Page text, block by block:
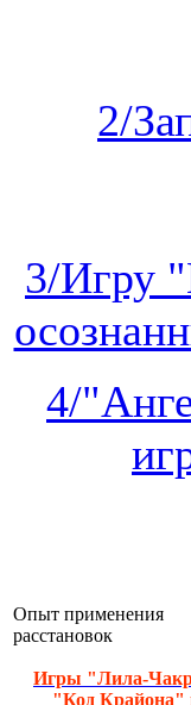
2/
3/Игру
4/
Опыт применения
расстановок
Игры "Лила-
"Код Крайона"